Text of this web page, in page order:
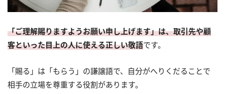
「ご理解賜りますようお願い申し上げます」は、取引先や顧
客といった目上の人に使える正しい敬語です。
「賜る」は「もらう」の謙譲語で、自分がへりくだることで
相手の立場を尊重する役割があります。